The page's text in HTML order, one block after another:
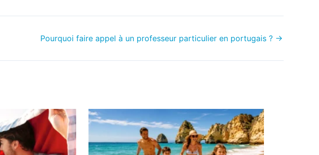
Pourquoi faire appel à un professeur particulier en portugais ? →